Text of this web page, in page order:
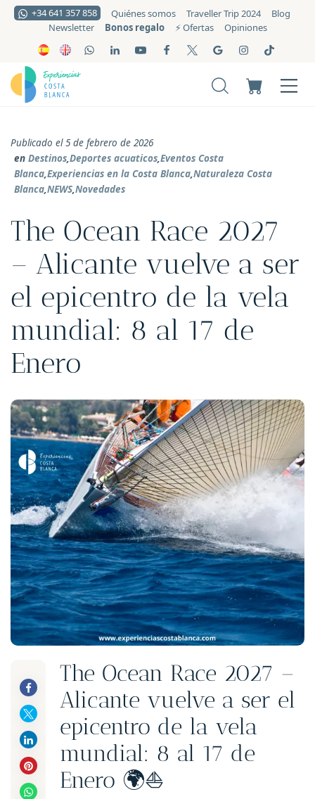
+34 641 357 858 Quiénes somos Traveller Trip 2024
Blog
Newsletter
Bonos regalo ⚡️ Ofertas Opiniones
Publicado el 5 de febrero de 2026
en Destinos,Deportes acuaticos,Eventos Costa
Blanca,Experiencias en la Costa Blanca,Naturaleza Costa
Blanca,NEWS,Novedades
The Ocean Race 2027
– Alicante vuelve a ser
el epicentro de la vela
mundial: 8 al 17 de
Enero
The Ocean Race 2027 –
Alicante vuelve a ser el
epicentro de la vela
mundial: 8 al 17 de
Enero 🌍⛵